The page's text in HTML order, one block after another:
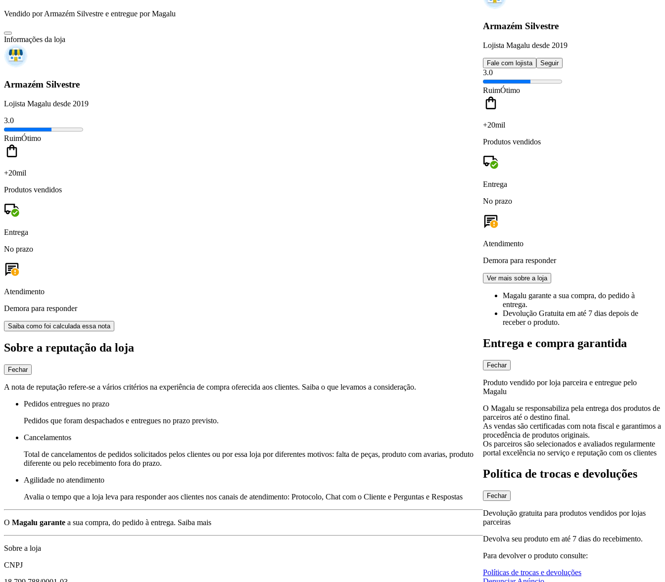
Vendido porArmazém Silvestre e entregue por Magalu
Informações da loja
Armazém Silvestre
Lojista Magalu desde 2019
3.0
RuimÓtimo
+20mil
Produtos vendidos
Entrega
No prazo
Atendimento
Demora para responder
Saiba como foi calculada essa nota
Sobre a reputação da loja
Fechar
A nota de reputação refere-se a vários critérios na experiência de compra oferecida aos clientes. Saiba o que levamos a consideração.
Pedidos entregues no prazo
Pedidos que foram despachados e entregues no prazo previsto.
Cancelamentos
Total de cancelamentos de pedidos solicitados pelos clientes ou por essa loja por diferentes motivos: falta de peças, produto com avarias, produto
diferente ou pelo recebimento fora do prazo.
Agilidade no atendimento
Avalia o tempo que a loja leva para responder aos clientes nos canais de atendimento: Protocolo, Chat com o Cliente e Perguntas e Respostas
O Magalu garante a sua compra, do pedido à entrega. Saiba mais
Sobre a loja
CNPJ
Armazém Silvestre
Lojista Magalu desde 2019
Fale com lojista Seguir
3.0
RuimÓtimo
+20mil
Produtos vendidos
Entrega
No prazo
Atendimento
Demora para responder
Ver mais sobre a loja
Magalu garante a sua compra, do pedido à
entrega.
Devolução Gratuita em até 7 dias depois de
receber o produto.
Entrega e compra garantida
Fechar
Produto vendido por loja parceira e entregue pelo
Magalu
O Magalu se responsabiliza pela entrega dos produtos de
parceiros até o destino final.
As vendas são certificadas com nota fiscal e garantimos a
procedência de produtos originais.
Os parceiros são selecionados e avaliados regularmente
portal excelência no serviço e reputação com os clientes
Política de trocas e devoluções
Fechar
Devolução gratuita para produtos vendidos por lojas
parceiras
Devolva seu produto em até 7 dias do recebimento.
Para devolver o produto consulte:
Políticas de trocas e devoluções